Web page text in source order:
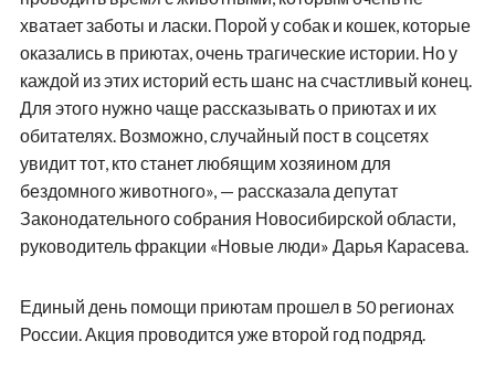
хватает заботы и ласки. Порой у собак и кошек, которые
оказались в приютах, очень трагические истории. Но у
каждой из этих историй есть шанс на счастливый конец.
Для этого нужно чаще рассказывать о приютах и их
обитателях. Возможно, случайный пост в соцсетях
увидит тот, кто станет любящим хозяином для
бездомного животного», — рассказала депутат
Законодательного собрания Новосибирской области,
руководитель фракции «Новые люди» Дарья Карасева.
Единый день помощи приютам прошел в 50 регионах
России. Акция проводится уже второй год подряд.